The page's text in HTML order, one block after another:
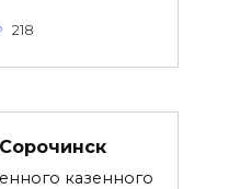
218
казенного